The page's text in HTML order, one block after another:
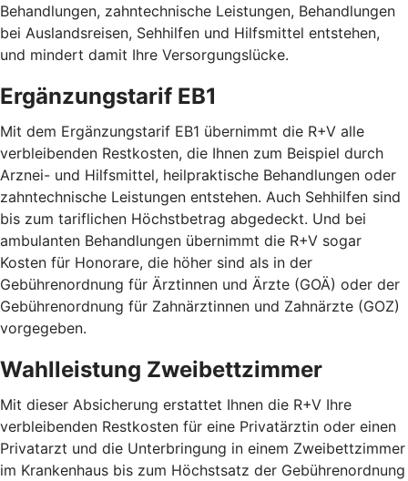
Behandlungen, zahntechnische Leistungen, Behandlungen
bei Auslandsreisen, Sehhilfen und Hilfsmittel entstehen,
und mindert damit Ihre Versorgungslücke.
Ergänzungstarif EB1
Mit dem Ergänzungstarif EB1 übernimmt die R+V alle
verbleibenden Restkosten, die Ihnen zum Beispiel durch
Arznei- und Hilfsmittel, heilpraktische Behandlungen oder
zahntechnische Leistungen entstehen. Auch Sehhilfen sind
bis zum tariflichen Höchstbetrag abgedeckt. Und bei
ambulanten Behandlungen übernimmt die R+V sogar
Kosten für Honorare, die höher sind als in der
Gebührenordnung für Ärztinnen und Ärzte (GOÄ) oder der
Gebührenordnung für Zahnärztinnen und Zahnärzte (GOZ)
vorgegeben.
Wahlleistung Zweibettzimmer
Mit dieser Absicherung erstattet Ihnen die R+V Ihre
verbleibenden Restkosten für eine Privatärztin oder einen
Privatarzt und die Unterbringung in einem Zweibettzimmer
im Krankenhaus bis zum Höchstsatz der Gebührenordnung